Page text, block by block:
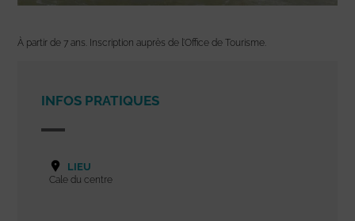
À partir de 7 ans. Inscription auprès de l’Office de Tourisme.
INFOS PRATIQUES
LIEU
Cale du centre